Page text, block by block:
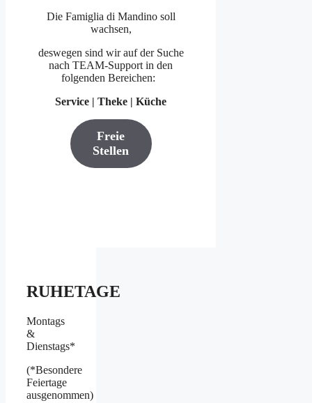
Die Famiglia di Mandino soll
wachsen,
deswegen sind wir auf der Suche
nach TEAM-Support in den
folgenden Bereichen:
Service |Theke |Küche
Freie
Stellen
RUHETAGE
Montags
&
Dienstags*
(*Besondere
Feiertage
ausgenommen)